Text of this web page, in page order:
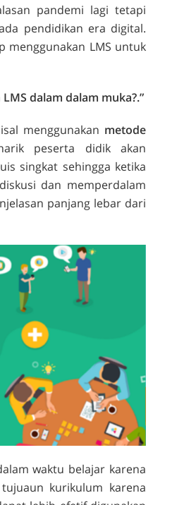
pandemi lagi tetapi
pendidikan era digital.
menggunakan LMS untuk
dalam dalam muka?.”
menggunakan metode
peserta didik akan
singkat sehingga ketika
dan memperdalam
panjang lebar dari
waktu belajar karena
kurikulum karena